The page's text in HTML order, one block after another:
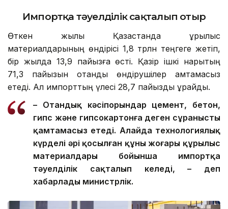
Импортқа тәуелділік сақталып отыр
Өткен жылы Қазақстанда құрылыс
материалдарының өндірісі 1,8 трлн теңгеге жетіп,
бір жылда 13,9 пайызға өсті. Қазір ішкі нарықтың
71,3 пайызын отандық өндірушілер қамтамасыз
етеді. Ал импорттың үлесі 28,7 пайызды құрайды.
– Отандық кәсіпорындар цемент, бетон,
гипс және гипсокартонға деген сұранысты
қамтамасыз етеді. Алайда технологиялық
күрделі әрі қосылған құны жоғары құрылыс
материалдары бойынша импортқа
тәуелділік сақталып келеді, – деп
хабарлады министрлік.